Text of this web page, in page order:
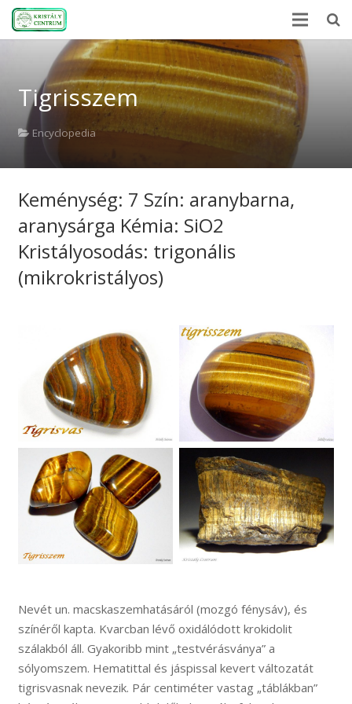
Encyclopedia
Mineral Power
Stones
About Us
Contact us
Tigrisszem
Encyclopedia
Keménység: 7 Szín: aranybarna,
aranysárga Kémia: SiO2
Kristályosodás: trigonális
(mikrokristályos)
Nevét un. macskaszemhatásáról (mozgó fénysáv), és
színéről kapta. Kvarcban lévő oxidálódott krokidolit
szálakból áll. Gyakoribb mint „testvérásványa” a
sólyomszem. Hematittal és jáspissal kevert változatát
tigrisvasnak nevezik. Pár centiméter vastag „táblákban”